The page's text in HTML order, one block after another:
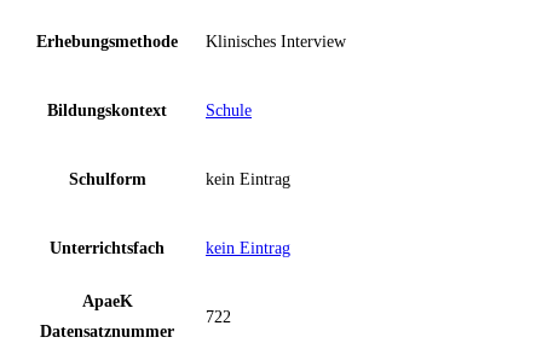
Erhebungsmethode Klinisches Interview
Bildungskontext Schule
Schulform kein Eintrag
Unterrichtsfach kein Eintrag
ApaeK
Datensatznummer
722